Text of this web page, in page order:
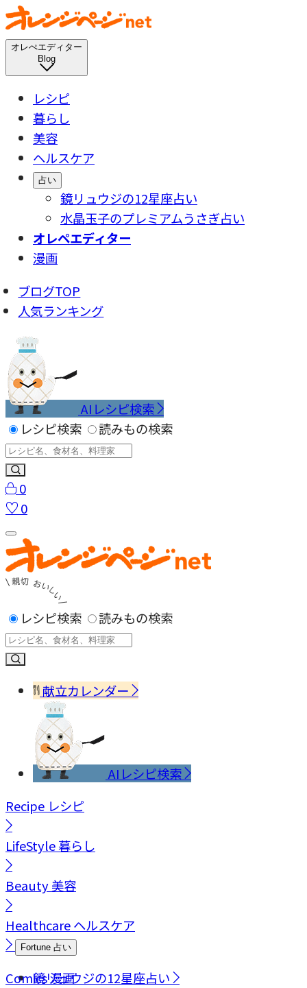
オレぺエディター
Blog
レシピ
暮らし
美容
ヘルスケア
占い
鏡リュウジの12星座占い
水晶玉子のプレミアムうさぎ占い
オレペエディター
漫画
ブログTOP
人気ランキング
AIレシピ検索
レシピ検索
読みもの検索
0
0
レシピ検索 読みもの検索
献立カレンダー
AIレシピ検索
Recipe レシピ
LifeStyle暮らし
Beauty美容
Healthcareヘルスケア
Fortune 占い
鏡リュウジの12星座占い
Comics漫画